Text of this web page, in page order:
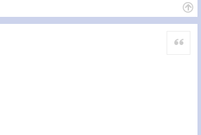
Citar